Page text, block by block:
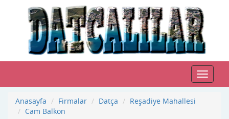
Toggle
Anasayfa
Firmalar Datça
Reşadiye Mahallesi
Cam Balkon